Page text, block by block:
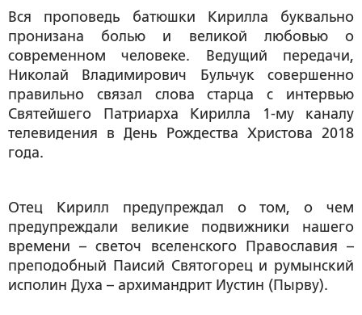
Вся проповедь батюшки Кирилла буквально
пронизана болью и великой любовью о
современном человеке. Ведущий передачи,
Николай Владимирович Бульчук совершенно
правильно связал слова старца с интервью
Святейшего Патриарха Кирилла 1-му каналу
телевидения в День Рождества Христова 2018
года.
Отец Кирилл предупреждал о том, о чем
предупреждали великие подвижники нашего
времени – светоч вселенского Православия –
преподобный Паисий Святогорец и румынский
исполин Духа – архимандрит Иустин (Пырву).